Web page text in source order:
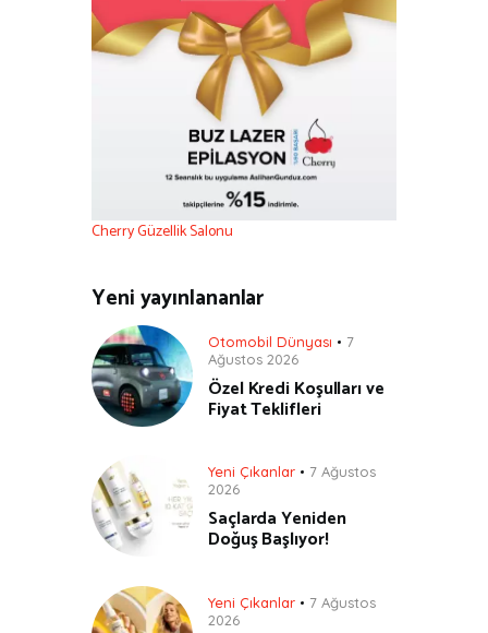
Cherry Güzellik Salonu
Yeni yayınlananlar
Otomobil Dünyası
7
Ağustos 2026
Özel Kredi Koşulları ve
Fiyat Teklifleri
Yeni Çıkanlar
7 Ağustos
2026
Saçlarda Yeniden
Doğuş Başlıyor!
Yeni Çıkanlar
7 Ağustos
2026